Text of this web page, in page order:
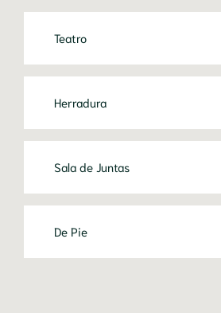
Teatro
Herradura
Sala de Juntas
De Pie